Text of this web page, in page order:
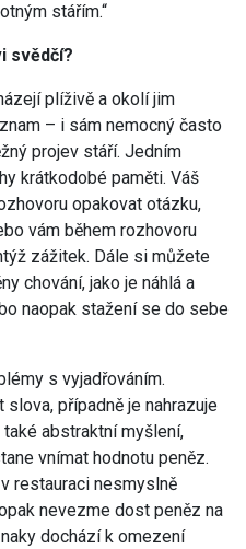
stářím.“
svědčí?
plíživě a okolí jim
– i sám nemocný často
projev stáří. Jedním
krátkodobé paměti. Váš
opakovat otázku,
vám během rozhovoru
zážitek. Dále si můžete
chování, jako je náhlá a
naopak stažení se do sebe
s vyjadřováním.
případně je nahrazuje
abstraktní myšlení,
vnímat hodnotu peněz.
restauraci nesmyslně
nevezme dost peněz na
dochází k omezení